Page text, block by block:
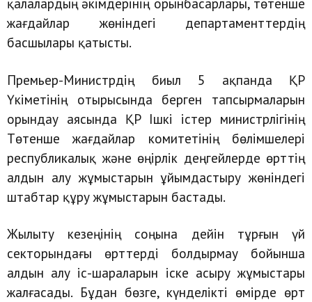
жағдайлар жөніндегі департаменттердің
басшылары қатысты.
Премьер-Министрдің биыл 5 ақпанда ҚР
Үкіметінің отырысында берген тапсырмаларын
орындау аясында ҚР Ішкі істер министрлігінің
Төтенше жағдайлар комитетінің бөлімшелері
республикалық және өңірлік деңгейлерде өрттің
алдын алу жұмыстарын ұйымдастыру жөніндегі
штабтар құру жұмыстарын бастады.
Жылыту кезеңінің соңына дейін тұрғын үй
секторындағы өрттерді болдырмау бойынша
алдын алу іс-шараларын іске асыру жұмыстары
жалғасады. Бұдан бөзге, күнделікті өмірде өрт